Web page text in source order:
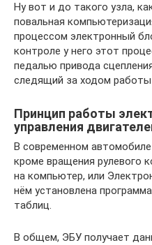
Ну вот и до такого узла,
повальная
процессом электронный
контроле у него этот
педалью привода
следящий за ходом
Принцип работы
управления
В современном
кроме вращения рулевого
на компьютер, или
нём установлена
таблиц.
В общем, ЭБУ получает